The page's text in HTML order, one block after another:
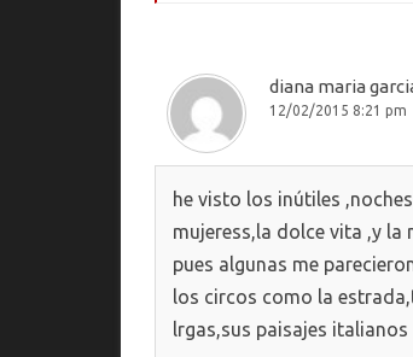
diana maria
12/02/2015 8:21 pm
he visto los inútiles
mujeress,la dolce vita ,y la
pues algunas me
los circos como la
lrgas,sus paisajes italianos